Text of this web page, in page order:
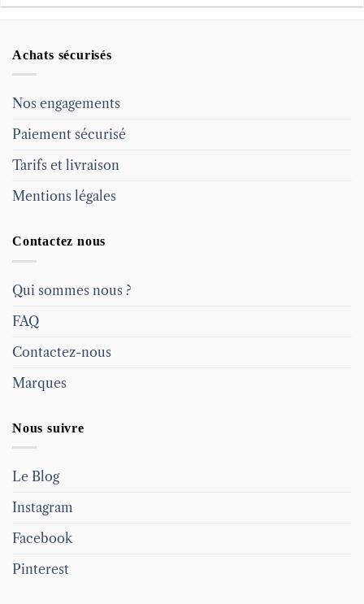
Achats sécurisés
Nos engagements
Paiement sécurisé
Tarifs et livraison
Mentions légales
Contactez nous
Qui sommes nous ?
FAQ
Contactez-nous
Marques
Nous suivre
Le Blog
Instagram
Facebook
Pinterest